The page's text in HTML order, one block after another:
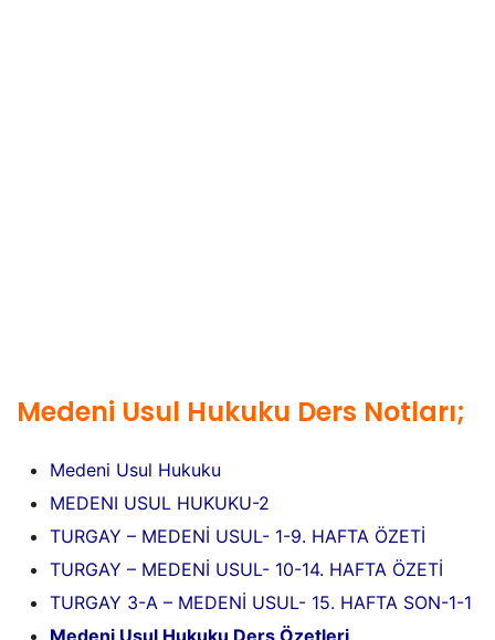
Medeni Usul Hukuku Ders Notları;
Medeni Usul Hukuku
MEDENI USUL HUKUKU-2
TURGAY – MEDENİ USUL- 1-9. HAFTA ÖZETİ
TURGAY – MEDENİ USUL- 10-14. HAFTA ÖZETİ
TURGAY 3-A – MEDENİ USUL- 15. HAFTA SON-1-1
Medeni Usul Hukuku Ders Özetleri